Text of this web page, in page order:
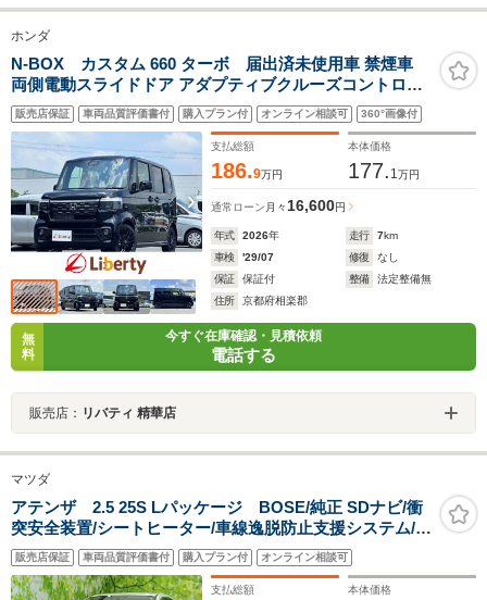
ホンダ
N-BOX カスタム 660 ターボ 届出済未使用車 禁煙車
両側電動スライドドア アダプティブクルーズコントロー
ル 衝突被害軽減ブレーキ LEDヘッドライト 純正アルミホ
イール 電動パーキングブレーキ オートブレーキホールド
シートヒーター
販売店保証 車両品質評価書付 購入プラン付 オンライン相談可 360°画像付
支払総額
186.9万円
本体価格
177. 1万円
通常ローン 月々 16,600円
年式 2026年 走行 7km
車検
'29/07 修復
なし
保証
保証付 整備
法定整備無
住所
京都府相楽郡
無
料
今すぐ在庫確認・見積依頼
電話する
販売店： リバティ 精華店
マツダ
アテンザ 2.5 25S Lパッケージ BOSE/純正 SDナビ/衝
突安全装置/シートヒーター/車線逸脱防止支援システム/シ
ート フルレザー/ヘッドランプ HID/Bluetooth接
続/ETC/EBD付ABS/横滑り防止装置
販売店保証 車両品質評価書付 購入プラン付 オンライン相談可
支払総額 本体価格